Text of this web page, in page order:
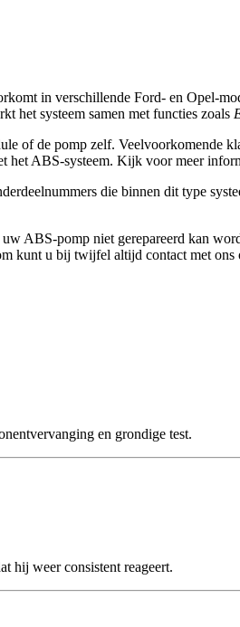
in verschillende Ford- en Opel-
het systeem samen met functies zoals
of de pomp zelf. Veelvoorkomende
het ABS-systeem. Kijk voor meer
die binnen dit type
ABS-pomp niet gerepareerd kan
kunt u bij twijfel altijd contact met ons
en grondige test.
hij weer consistent reageert.